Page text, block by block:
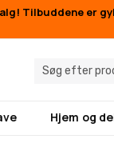
Tilbuddene er
Hjem og